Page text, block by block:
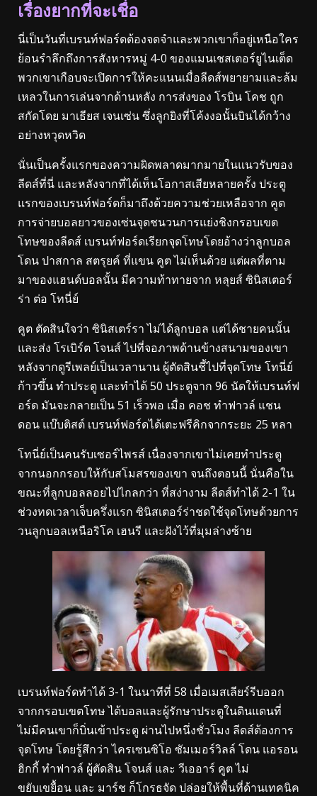
เรื่องยากที่จะเชื่อ
นี่เป็นวันที่เบรนท์ฟอร์ดต้องจดจำและพวกเขาก็อยู่เหนือใคร
ย้อนรำลึกถึงการสังหารหมู่ 4-0 ของแมนเชสเตอร์ยูไนเต็ด
พวกเขาเกือบจะเปิดการให้คะแนนเมื่อลีดส์พยายามและล้ม
เหลวในการเล่นจากด้านหลัง การส่งของ โรบิน โคช ถูก
สกัดโดย มาเธียส เจนเซ่น ซึ่งลูกยิงที่โค้งงอนั้นบินได้กว้าง
อย่างหวุดหวิด
นั่นเป็นครั้งแรกของความผิดพลาดมากมายในแนวรับของ
ลีดส์ที่นี่ และหลังจากที่ได้เห็นโอกาสเสียหลายครั้ง ประตู
แรกของเบรนท์ฟอร์ดก็มาถึงด้วยความช่วยเหลือจาก คูต
การจ่ายบอลยาวของเซ่นจุดชนวนการแย่งชิงกรอบเขต
โทษของลีดส์ เบรนท์ฟอร์ดเรียกจุดโทษโดยอ้างว่าลูกบอล
โดน ปาสกาล สตรุยค์ ที่แขน คูต ไม่เห็นด้วย แต่ผลที่ตาม
มาของแฮนด์บอลนั้น มีความท้าทายจาก หลุยส์ ซินิสเตอร์
ร่า ต่อ โทนี่ย์
คูต ตัดสินใจว่า ซินิสเตร์รา ไม่ได้ลูกบอล แต่ได้ชายคนนั้น
และส่ง โรเบิร์ต โจนส์ ไปที่จอภาพด้านข้างสนามของเขา
หลังจากดูรีเพลย์เป็นเวลานาน ผู้ตัดสินชี้ไปที่จุดโทษ โทนี่ย์
ก้าวขึ้น ทำประตู และทำได้ 50 ประตูจาก 96 นัดให้เบรนท์ฟ
อร์ด มันจะกลายเป็น 51 เร็วพอ เมื่อ คอช ทำฟาวล์ แชน
ดอน แบ๊บติสต์ เบรนท์ฟอร์ดได้เตะฟรีคิกจากระยะ 25 หลา
โทนี่ย์เป็นคนรับเซอร์ไพรส์ เนื่องจากเขาไม่เคยทำประตู
จากนอกกรอบให้กับสโมสรของเขา จนถึงตอนนี้ นั่นคือใน
ขณะที่ลูกบอลลอยไปไกลกว่า ที่สง่างาม ลีดส์ทำได้ 2-1 ใน
ช่วงทดเวลาเจ็บครึ่งแรก ซินิสเตอร์ร่าชดใช้จุดโทษด้วยการ
วนลูกบอลเหนือริโค เฮนรี และฝังไว้ที่มุมล่างซ้าย
เบรนท์ฟอร์ดทำได้ 3-1 ในนาทีที่ 58 เมื่อเมสเลียร์รีบออก
จากกรอบเขตโทษ ได้บอลและผู้รักษาประตูในดินแดนที่
ไม่มีคนเขาก็บิ่นเข้าประตู ผ่านไปหนึ่งชั่วโมง ลีดส์ต้องการ
จุดโทษ โดยรู้สึกว่า ไครเซนซิโอ ซัมเมอร์วิลล์ โดน แอรอน
ฮิกกี้ ทำฟาวล์ ผู้ตัดสิน โจนส์ และ วีเออาร์ คูต ไม่
ขยับเขยื้อน และ มาร์ช ก็โกรธจัด ปล่อยให้พื้นที่ด้านเทคนิค